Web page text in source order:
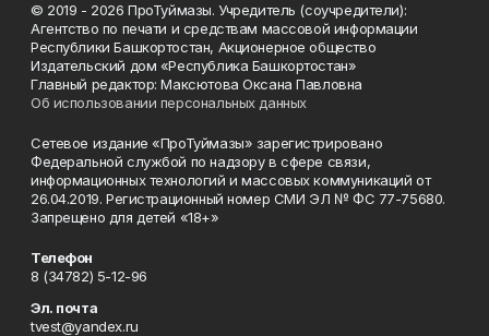
© 2019 - 2026 ПроТуймазы. Учредитель (соучредители):
Агентство по печати и средствам массовой информации
Республики Башкортостан, Акционерное общество
Издательский дом «Республика Башкортостан»
Главный редактор: Максютова Оксана Павловна
Об использовании персональных данных
Сетевое издание «ПроТуймазы» зарегистрировано
Федеральной службой по надзору в сфере связи,
информационных технологий и массовых коммуникаций от
26.04.2019. Регистрационный номер СМИ ЭЛ № ФС 77-75680.
Запрещено для детей «18+»
Телефон
8 (34782) 5-12-96
Эл. почта
tvest@yandex.ru